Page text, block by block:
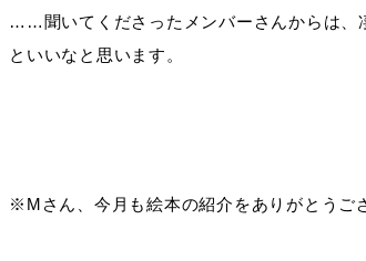
……聞いてくださったメンバーさんからは、
といいなと思います。
※Mさん、今月も絵本の紹介をありがとうご